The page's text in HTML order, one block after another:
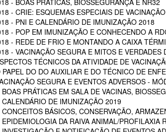
- BOAS PRÁTICAS, BIOSSEGURANÇA E NR32
- CRIE: ESQUEMAS ESPECIAIS DE VACINAÇÃO
- PNI E CALENDÁRIO DE IMUNIZAÇÃO 2018
- POP EM IMUNIZAÇÃO E CONHECENDO A
- REDE DE FRIO E MONTANDO A CAIXA
- VACINAÇÃO SEGURA E MITOS E VERDADES
TÉCNICOS DA ATIVIDADE DE
DO DO AUXILIAR E DO TÉCNICO DE
SEGURA E EVENTOS ADVERSOS -
PRÁTICAS EM SALA DE VACINAS,
DE IMUNIZAÇÃO 2019
BÁSICOS, CONSERVAÇÃO,
DA RAIVA ANIMAL/PROFILAXIA